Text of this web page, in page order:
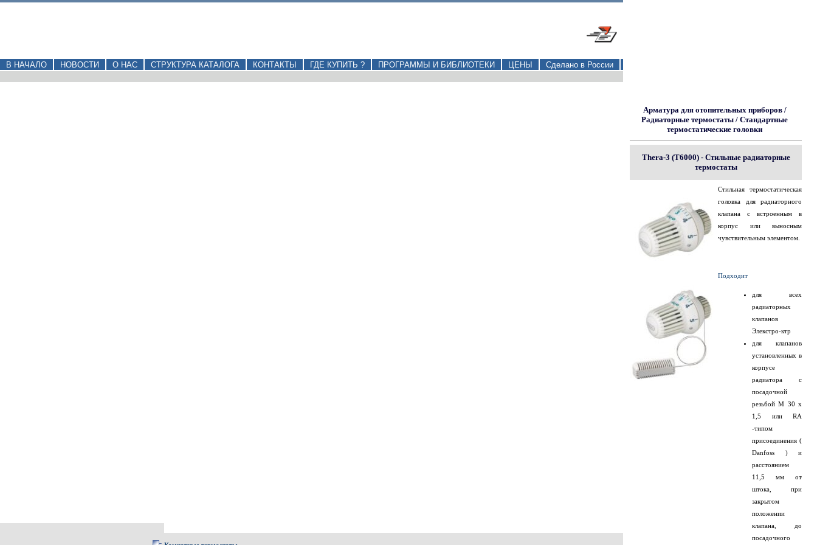
В НАЧАЛО НОВОСТИ О НАС СТРУКТУРА КАТАЛОГА КОНТАКТЫ ГДЕ КУПИТЬ ? ПРОГРАММЫ И БИБЛИОТЕКИ ЦЕНЫ Сделано в России
Арматура для отопительных приборов/
Радиаторные термостаты / Стандартные
термостатические головки
Thera-3 (T6000) - Стильные радиаторные
термостаты
Стильная термостатическая
головка для радиаторного
клапана с встроенным в
корпус или выносным
чувствительным элементом.
Подходит
для всех
радиаторных
клапанов
Элекстро-ктр
для клапанов
установленных в
корпусе
радиатора с
посадочной
резьбой M 30 x
1,5 или RA
-типом
присоединения (
Danfoss ) и
расстоянием
11,5 мм от
штока, при
закрытом
положении
клапана, до
посадочного